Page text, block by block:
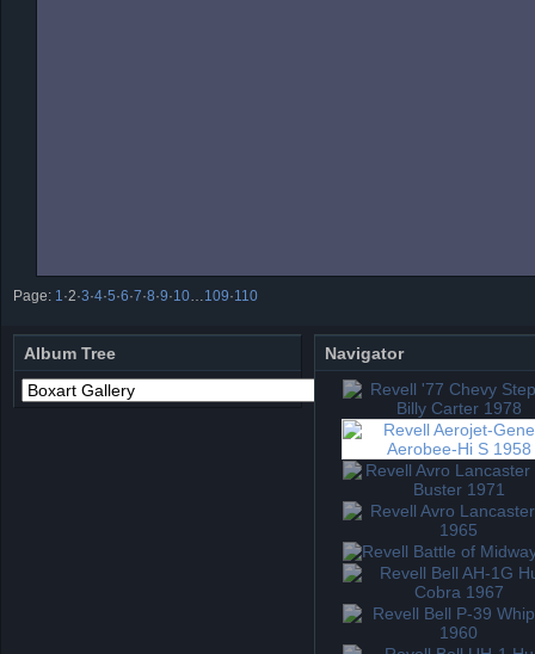
Page: 1 ·2·3·4·5·6·7·8·9·10 109·110
Album Tree Navigator